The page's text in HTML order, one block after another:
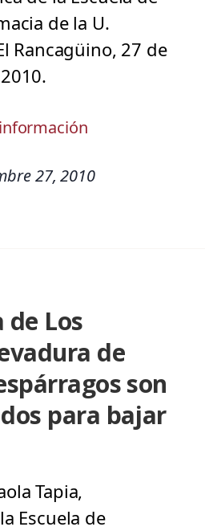
de la U.
Rancagüino, 27 de
27, 2010
de Los
de
son
para bajar
Tapia,
Escuela de